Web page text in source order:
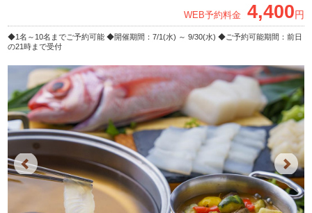
WEB予約料金 4,400円
1名～10名までご予約可能 開催期間：7/1(水) ～ 9/30(水)
ご予約可能期間：前日
の21時まで受付
Previous Next